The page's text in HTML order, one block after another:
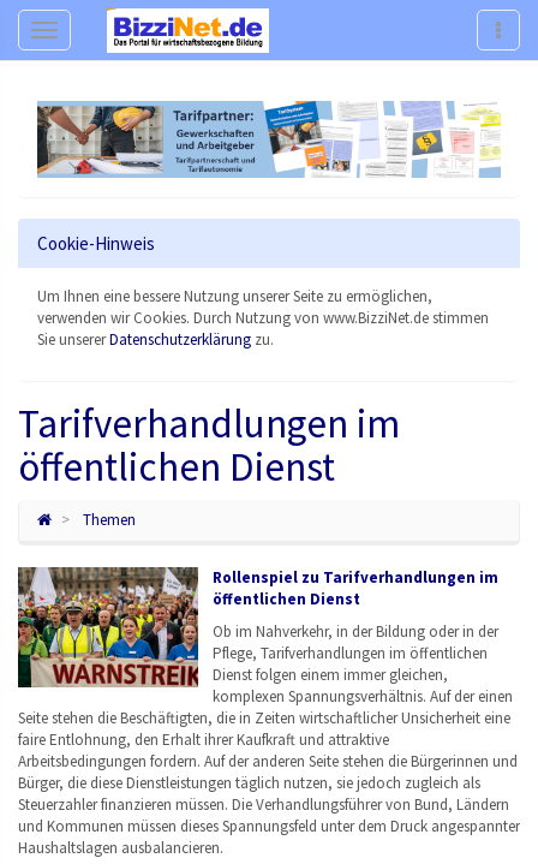
Navigation
Cookie-Hinweis
Um Ihnen eine bessere Nutzung unserer Seite zu ermöglichen,
verwenden wir Cookies. Durch Nutzung von www.BizziNet.de stimmen
Sie unsererDatenschutzerklärung zu.
Tarifverhandlungen im
öffentlichen Dienst
Themen
Rollenspiel zu Tarifverhandlungen im
öffentlichen Dienst
Ob im Nahverkehr, in der Bildung oder in der
Pflege, Tarifverhandlungen im öffentlichen
Dienst folgen einem immer gleichen,
komplexen Spannungsverhältnis. Auf der einen
Seite stehen die Beschäftigten, die in Zeiten wirtschaftlicher Unsicherheit eine
faire Entlohnung, den Erhalt ihrer Kaufkraft und attraktive
Arbeitsbedingungen fordern. Auf der anderen Seite stehen die Bürgerinnen und
Bürger, die diese Dienstleistungen täglich nutzen, sie jedoch zugleich als
Steuerzahler finanzieren müssen. Die Verhandlungsführer von Bund, Ländern
und Kommunen müssen dieses Spannungsfeld unter dem Druck angespannter
Haushaltslagen ausbalancieren.